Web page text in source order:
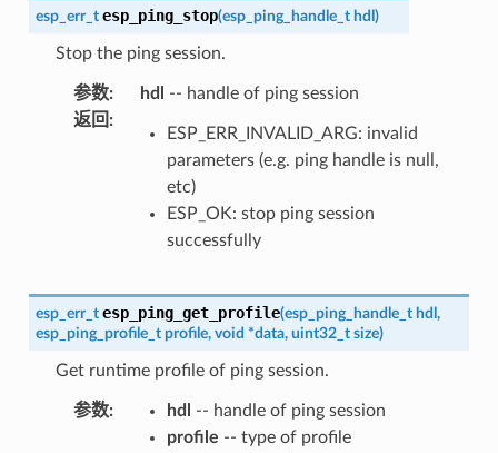
esp_err_t esp_ping_stop(esp_ping_handle_t hdl )
Stop the ping session.
参数: hdl
-- handle of ping session
返回 :
ESP_ERR_INVALID_ARG: invalid
parameters (e.g. ping handle is null,
etc)
ESP_OK: stop ping session
successfully
esp_err_t esp_ping_get_profile(esp_ping_handle_t hdl ,
esp_ping_profile_t profile, void *data, uint32_t size)
Get runtime profile of ping session.
参数: hdl
-- handle of ping session
profile -- type of profile